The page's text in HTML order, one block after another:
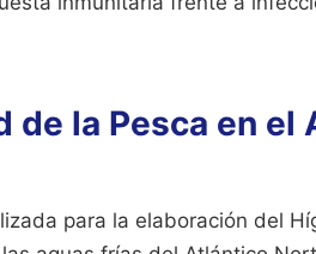
de la Pesca en el
para la elaboración del